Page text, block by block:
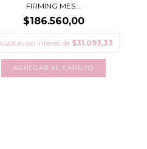
FIRMING MES...
$186.560,00
cuotas sin interés de $31.093,33